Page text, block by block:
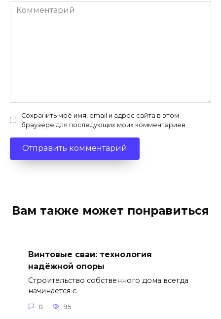
Комментарий
Сохранить моё имя, email и адрес сайта в этом
браузере для последующих моих комментариев.
Вам также может понравиться
Винтовые сваи: технология
надёжной опоры
Строительство собственного дома всегда
начинается с
0 95